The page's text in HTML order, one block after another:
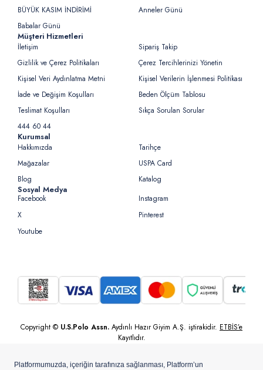
BÜYÜK KASIM İNDİRİMİ
Anneler Günü
Babalar Günü
Müşteri Hizmetleri
İletişim
Sipariş Takip
Gizlilik ve Çerez Politikaları
Çerez Tercihlerinizi Yönetin
Kişisel Veri Aydınlatma Metni
Kişisel Verilerin İşlenmesi Politikası
İade ve Değişim Koşulları
Beden Ölçüm Tablosu
Teslimat Koşulları
Sıkça Sorulan Sorular
444 60 44
Kurumsal
Hakkımızda
Tarihçe
Mağazalar
USPA Card
Blog
Katalog
Sosyal Medya
Facebook
Instagram
X
Pinterest
Youtube
Copyright © U.S.Polo Assn. Aydınlı Hazır Giyim A.Ş. iştirakidir. ETBİS’e
Kayıtlıdır.